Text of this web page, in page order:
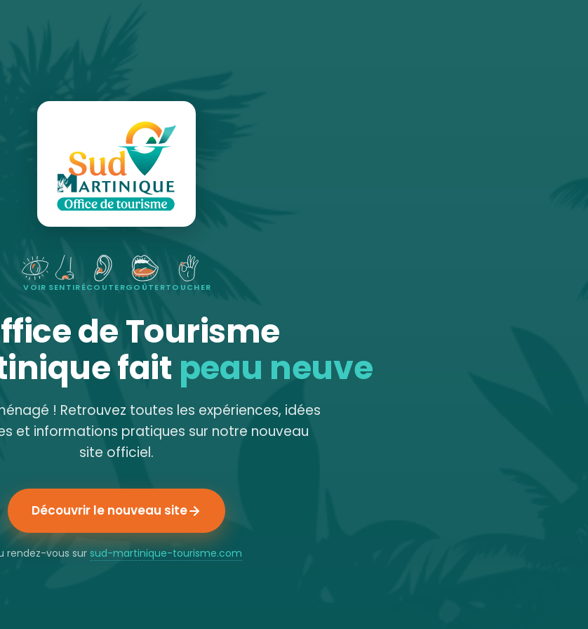
VOIR SENTIRÉCOUTERGOÛTERTOUCHER
de Tourisme
fait peau neuve
! Retrouvez toutes les expériences, idées
et informations pratiques sur notre nouveau
site officiel.
Découvrir le nouveau site
rendez-vous sur sud-martinique-tourisme.com